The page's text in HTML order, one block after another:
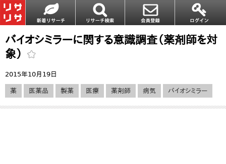
バイオシミラーに関する意識調査（薬剤師を対
象）
2015年10月19日
薬 医薬品 製薬 医療 薬剤師 病気 バイオシミラー